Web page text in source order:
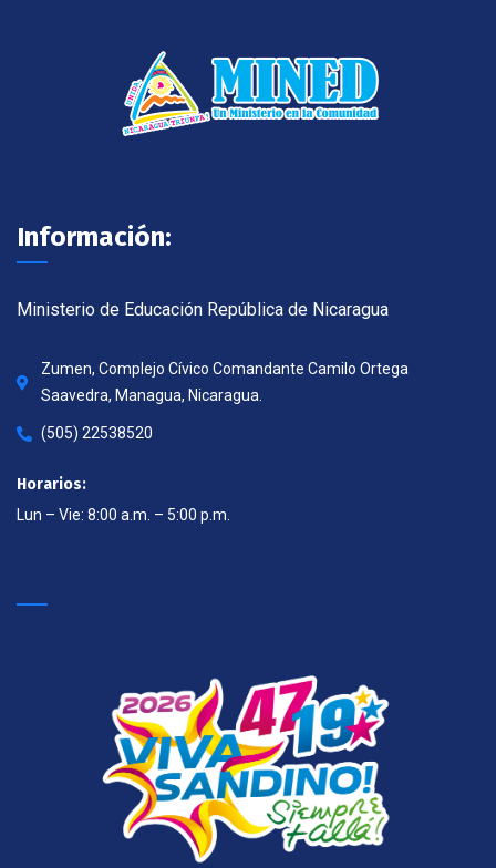
Información:
Ministerio de Educación República de Nicaragua
Zumen, Complejo Cívico Comandante Camilo Ortega
Saavedra, Managua, Nicaragua.
(505) 22538520
Horarios:
Lun – Vie: 8:00 a.m. – 5:00 p.m.